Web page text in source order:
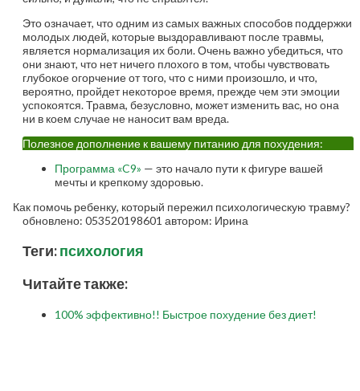
Это означает, что одним из самых важных способов поддержки
молодых людей, которые выздоравливают после травмы,
является нормализация их боли. Очень важно убедиться, что
они знают, что нет ничего плохого в том, чтобы чувствовать
глубокое огорчение от того, что с ними произошло, и что,
вероятно, пройдет некоторое время, прежде чем эти эмоции
успокоятся. Травма, безусловно, может изменить вас, но она
ни в коем случае не наносит вам вреда.
Полезное дополнение к вашему питанию для похудения:
Программа «C9» — это начало пути к фигуре вашей
мечты и крепкому здоровью.
Как помочь ребенку, который пережил психологическую травму?
обновлено: 053520198601 автором: Ирина
Теги:психология
Читайте также:
100% эффективно!! Быстрое похудение без диет!